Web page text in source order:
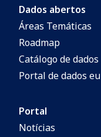
Dados abertos
Áreas Temáticas
Roadmap
Catálogo de dados
Portal de dados
Portal
Notícias